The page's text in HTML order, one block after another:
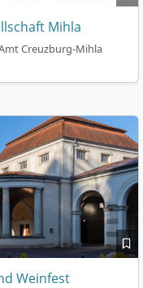
Mihla
Creuzburg-Mihla
Weinfest